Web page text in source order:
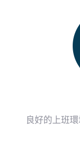
良好的上班